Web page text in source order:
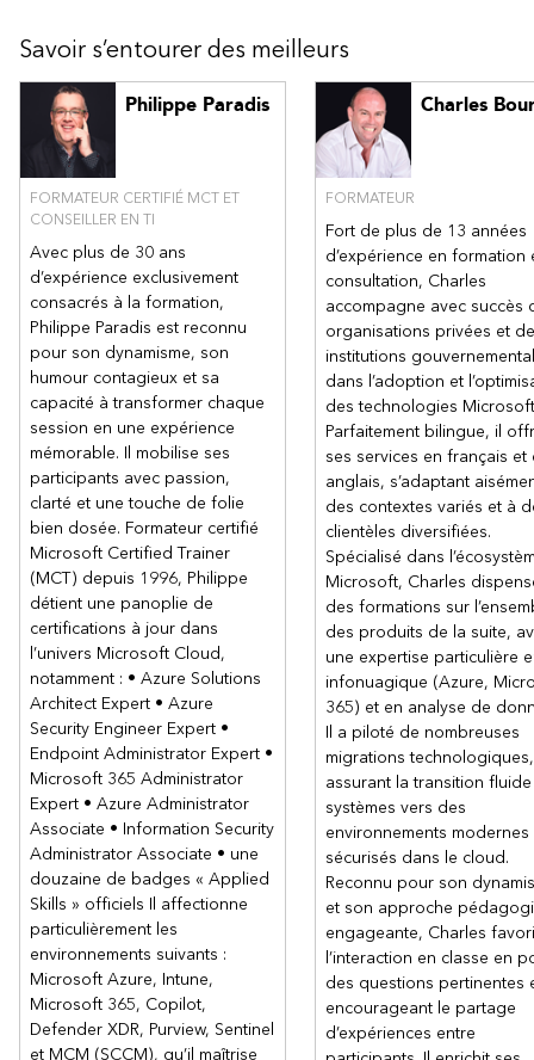
Expliquer comment Microsoft Defender pour Endpoint peut
remédier aux risques dans votre environnement
Créer un environnement Microsoft Defender pour Endpoint
Configurer les règles de réduction de la surface d'attaque
sur les appareils Windows 10
Méthode pédagogique
Formations dirigées par un instructeur
Contenu
Parcours d’apprentissage 1 : Réduire les menaces avec
Microsoft Defender XDR
Introduction à la protection contre les menaces dans
Microsoft 365
Réduire les incidents à l’aide de Microsoft Defender XDR
Protéger les identités avec Microsoft Entra ID Protection
Remédier aux risques avec Microsoft Defender pour Office
365
Protéger l’environnement avec Microsoft Defender pour
l’identité
Sécuriser les applications et services cloud avec Microsoft
Defender pour les applications cloud
Parcours d’apprentissage 2 : Premiers pas avec Microsoft
Copilot pour la sécurité
Fondamentaux de l’IA générative
Décrire Microsoft Copilot pour la sécurité
Décrire les fonctionnalités principales de Microsoft Copilot
pour la sécurité
Décrire les expériences intégrées de Microsoft Copilot pour
la sécurité
Parcours d’apprentissage 3 : Réduire les menaces avec
Microsoft Purview
Solutions de conformité Microsoft Purview
Répondre aux alertes de prévention des pertes de
données à l’aide de Microsoft Purview
Gérer les risques internes avec Microsoft Purview
Enquêter sur les menaces à l’aide de la recherche de
contenu dans Microsoft Purview
Savoir s’entourer des meilleurs
Philippe Paradis
FORMATEUR CERTIFIÉ MCT ET
CONSEILLER EN TI
Avec plus de 30 ans
d’expérience exclusivement
consacrés à la formation,
Philippe Paradis est reconnu
pour son dynamisme, son
humour contagieux et sa
capacité à transformer chaque
session en une expérience
mémorable. Il mobilise ses
participants avec passion,
clarté et une touche de folie
bien dosée. Formateur certifié
Microsoft Certified Trainer
(MCT) depuis 1996, Philippe
détient une panoplie de
certifications à jour dans
l’univers Microsoft Cloud,
notamment : • Azure Solutions
Architect Expert • Azure
Security Engineer Expert •
Endpoint Administrator Expert •
Microsoft 365 Administrator
Expert • Azure Administrator
Associate • Information Security
Administrator Associate • une
douzaine de badges « Applied
Skills » officiels Il affectionne
particulièrement les
environnements suivants :
Microsoft Azure, Intune,
Microsoft 365, Copilot,
Defender XDR, Purview, Sentinel
et MCM (SCCM), qu’il maîtrise
Charles
FORMATEUR
Fort de plus de 13 années
d’expérience en formation
consultation, Charles
accompagne avec succès
organisations privées et
institutions
dans l’adoption et
des technologies
Parfaitement bilingue, il
ses services en français et
anglais, s’adaptant
des contextes variés et à
clientèles diversifiées.
Spécialisé dans
Microsoft, Charles
des formations sur
des produits de la suite,
une expertise particulière
infonuagique (Azure,
365) et en analyse de
Il a piloté de nombreuses
migrations technologiques,
assurant la transition
systèmes vers des
environnements modernes
sécurisés dans le cloud.
Reconnu pour son
et son approche
engageante, Charles
l’interaction en classe en
des questions pertinentes
encourageant le partage
d’expériences entre